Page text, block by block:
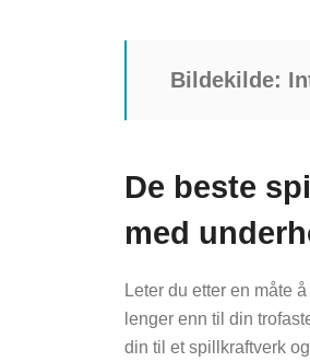
Bildekilde:
De beste
med
Leter du etter en måte
lenger enn til din
din til et spillkraftverk